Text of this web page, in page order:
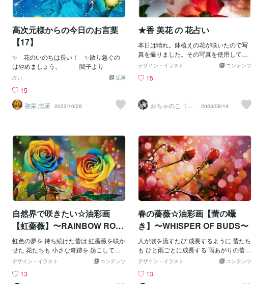
高次元様からの今日のお言葉
【17】
✨ 花のいのちは長い！ ✨散り急ぐの
はやめましょう。 闇子より
記事
占い
15
弥栄 志茉 2023/10/28
★香 美花 の 花占い
本日は晴れ。鉢植えの花が咲いたので写
真を撮りました。その写真を使用して、
ポスター形式でサムネイルをデザインし
り みか の 花占いです。／香 美花 の 花占
踊り子／Vaundyそれでは、また。
コンテンツ
デザイン・イラスト
15
おちゃのこ（御
茶乃子祭々）
2023/08/14
自然界で咲きたい☆油彩画
【虹薔薇】〜RAINBOW ROS
ES〜
虹色の夢を 持ち続けた蕾は 虹薔薇を咲か
せた 花たちも 小さな奇跡を 起こしてい
る さぁ僕たちも 虹色の心を持って 雨あ
wish of rainbow roses is blooming in nat
コンテンツ
デザイン・イラスト
13
春の薔薇☆油彩画【蕾の囁
き】〜WHISPER OF BUDS〜
人が涙を流すたび 成長するように 蕾たち
も ひと雨ごとに成長する 雨あがりの蕾た
ちへ そっと近づくと 微笑む表情が見える
ndrops respond to whisper of buds.◎植
コンテンツ
デザイン・イラスト
13